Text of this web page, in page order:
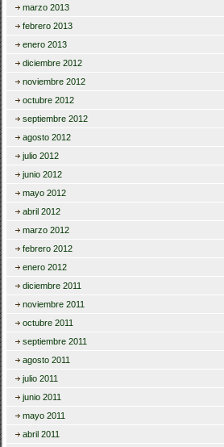
marzo 2013
febrero 2013
enero 2013
diciembre 2012
noviembre 2012
octubre 2012
septiembre 2012
agosto 2012
julio 2012
junio 2012
mayo 2012
abril 2012
marzo 2012
febrero 2012
enero 2012
diciembre 2011
noviembre 2011
octubre 2011
septiembre 2011
agosto 2011
julio 2011
junio 2011
mayo 2011
abril 2011